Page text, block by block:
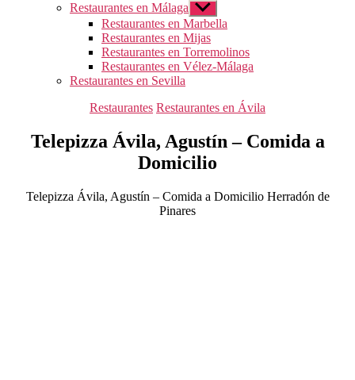
Restaurantes en Málaga Mostrar
el
submenú
Restaurantes en Marbella
Restaurantes en Mijas
Restaurantes en Torremolinos
Restaurantes en Vélez-Málaga
Restaurantes en Sevilla
Categorías
Restaurantes Restaurantes en Ávila
Telepizza Ávila, Agustín – Comida a
Domicilio
Telepizza Ávila, Agustín – Comida a Domicilio Herradón de
Pinares